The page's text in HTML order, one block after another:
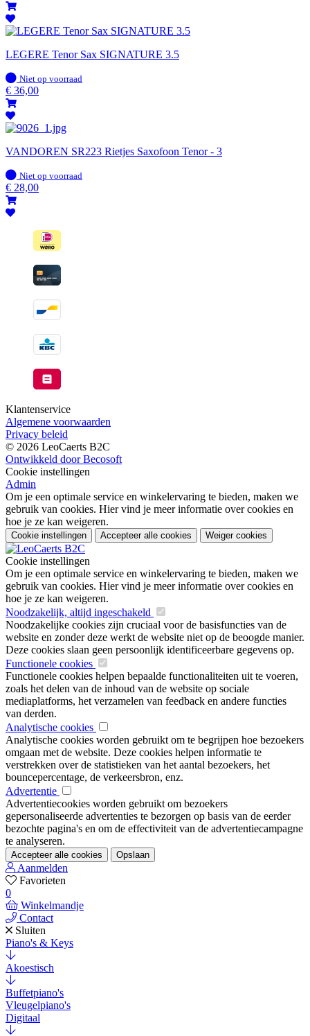
LEGERE Tenor Sax SIGNATURE 3.5
Op
voorraad
Niet op voorraad
€ 36,00
VANDOREN SR223 Rietjes Saxofoon Tenor - 3
Op
voorraad
Niet op voorraad
€ 28,00
Klantenservice
Algemene voorwaarden
Privacy beleid
© 2026 LeoCaerts B2C
Ontwikkeld door Becosoft
Cookie instellingen
Admin
Om je een optimale service en winkelervaring te bieden, maken we
gebruik van cookies. Hier vind je meer informatie over cookies en
hoe je ze kan weigeren.
Cookie instellingen Accepteer alle cookies Weiger cookies
Cookie instellingen
Om je een optimale service en winkelervaring te bieden, maken we
gebruik van cookies. Hier vind je meer informatie over cookies en
hoe je ze kan weigeren.
Noodzakelijk, altijd ingeschakeld
Noodzakelijke cookies zijn cruciaal voor de basisfuncties van de
website en zonder deze werkt de website niet op de beoogde manier.
Deze cookies slaan geen persoonlijk identificeerbare gegevens op.
Functionele cookies
Functionele cookies helpen bepaalde functionaliteiten uit te voeren,
zoals het delen van de inhoud van de website op sociale
mediaplatforms, het verzamelen van feedback en andere functies
van derden.
Analytische cookies
Analytische cookies worden gebruikt om te begrijpen hoe bezoekers
omgaan met de website. Deze cookies helpen informatie te
verstrekken over de statistieken van het aantal bezoekers, het
bouncepercentage, de verkeersbron, enz.
Advertentie
Advertentiecookies worden gebruikt om bezoekers
gepersonaliseerde advertenties te bezorgen op basis van de eerder
bezochte pagina's en om de effectiviteit van de advertentiecampagne
te analyseren.
Accepteer alle cookies Opslaan
Aanmelden
Favorieten
0
Winkelmandje
Contact
Sluiten
Piano's & Keys
Akoestisch
Buffetpiano's
Vleugelpiano's
Digitaal